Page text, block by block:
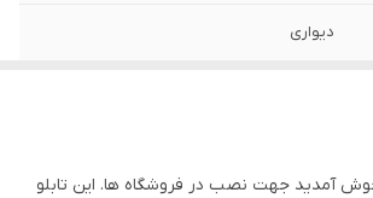
دیواری
آمدید جهت نصب در فروشگاه ها. این تابلو